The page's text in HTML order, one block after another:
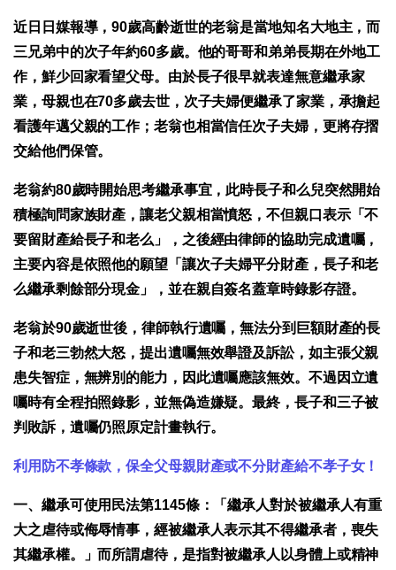
近日日媒報導，90歲高齡逝世的老翁是當地知名大地主，而
三兄弟中的次子年約60多歲。他的哥哥和弟弟長期在外地工
作，鮮少回家看望父母。由於長子很早就表達無意繼承家
業，母親也在70多歲去世，次子夫婦便繼承了家業，承擔起
看護年邁父親的工作；老翁也相當信任次子夫婦，更將存摺
交給他們保管。
老翁約80歲時開始思考繼承事宜，此時長子和么兒突然開始
積極詢問家族財產，讓老父親相當憤怒，不但親口表示「不
要留財產給長子和老么」，之後經由律師的協助完成遺囑，
主要內容是依照他的願望「讓次子夫婦平分財產，長子和老
么繼承剩餘部分現金」，並在親自簽名蓋章時錄影存證。
老翁於90歲逝世後，律師執行遺囑，無法分到巨額財產的長
子和老三勃然大怒，提出遺囑無效舉證及訴訟，如主張父親
患失智症，無辨別的能力，因此遺囑應該無效。不過因立遺
囑時有全程拍照錄影，並無偽造嫌疑。最終，長子和三子被
判敗訴，遺囑仍照原定計畫執行。
利用防不孝條款，保全父母親財產或不分財產給不孝子女！
一、繼承可使用民法第1145條：「繼承人對於被繼承人有重
大之虐待或侮辱情事，經被繼承人表示其不得繼承者，喪失
其繼承權。」而所謂虐待，是指對被繼承人以身體上或精神